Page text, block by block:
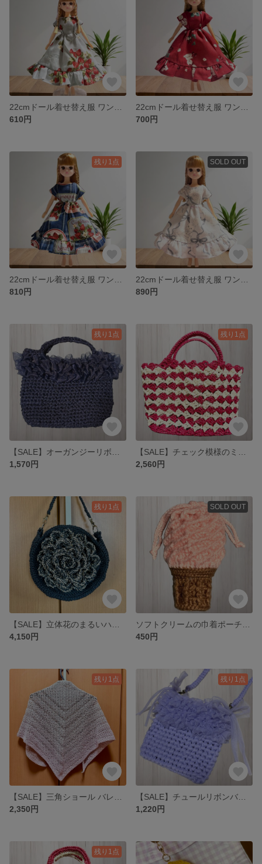
610円
700円
残り1点
810円
SOLD OUT
890円
残り1点
1,570円
残り1点
2,560円
残り1点
4,150円
SOLD OUT
450円
残り1点
2,350円
残り1点
1,220円
残り1点